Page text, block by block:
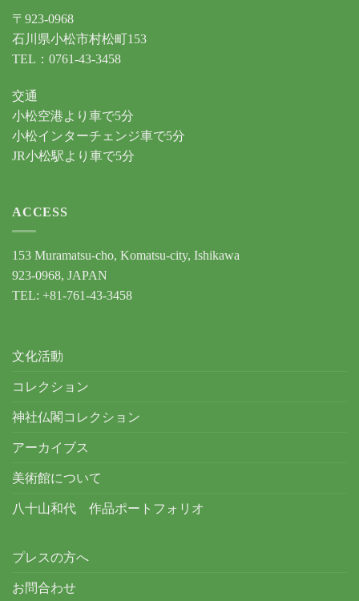
〒923-0968
石川県小松市村松町153
TEL：0761-43-3458
交通
小松空港より車で5分
小松インターチェンジ車で5分
JR小松駅より車で5分
ACCESS
153 Muramatsu-cho, Komatsu-city, Ishikawa
923-0968, JAPAN
TEL: +81-761-43-3458
文化活動
コレクション
神社仏閣コレクション
アーカイブス
美術館について
八十山和代 作品ポートフォリオ
プレスの方へ
お問合わせ